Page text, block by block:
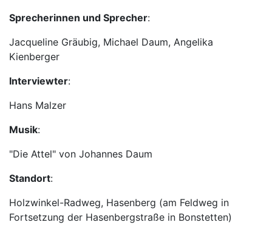
Sprecherinnen und Sprecher:
Jacqueline Gräubig, Michael Daum, Angelika
Kienberger
Interviewter:
Hans Malzer
Musik:
"Die Attel" von Johannes Daum
Standort:
Holzwinkel-Radweg, Hasenberg (am Feldweg in
Fortsetzung der Hasenbergstraße in Bonstetten)